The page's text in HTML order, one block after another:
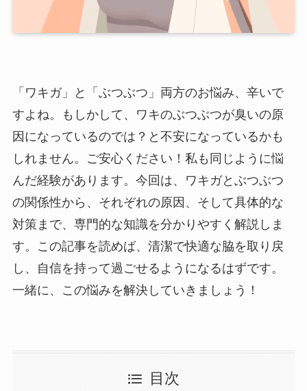
「ワキガ」と「ぶつぶつ」両方のお悩み、辛いで
すよね。もしかして、ワキのぶつぶつが臭いの原
因になっているのでは？と不安になっているかも
しれません。ご安心ください！私も同じように悩
んだ経験があります。今回は、ワキガとぶつぶつ
の関係性から、それぞれの原因、そして具体的な
対策まで、専門的な知識を分かりやすく解説しま
す。この記事を読めば、清潔で快適な脇を取り戻
し、自信を持って過ごせるようになるはずです。
一緒に、この悩みを解決していきましょう！
目次